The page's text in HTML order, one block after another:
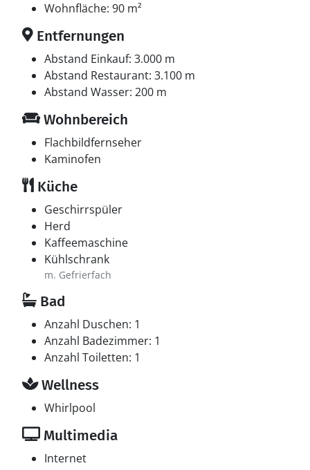
Wohnfläche: 90 m²
Entfernungen
Abstand Einkauf: 3.000 m
Abstand Restaurant: 3.100 m
Abstand Wasser: 200 m
Wohnbereich
Flachbildfernseher
Kaminofen
Küche
Geschirrspüler
Herd
Kaffeemaschine
Kühlschrank
m. Gefrierfach
Bad
Anzahl Duschen: 1
Anzahl Badezimmer: 1
Anzahl Toiletten: 1
Wellness
Whirlpool
Multimedia
Internet